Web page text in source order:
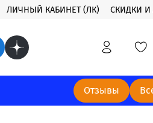
ЛИЧНЫЙ КАБИНЕТ (ЛК) СКИДКИ
Отзывы